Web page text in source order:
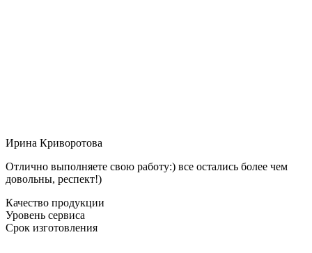
Ирина Криворотова
Отлично выполняете свою работу:) все остались более чем
довольны, респект!)
Качество продукции
Уровень сервиса
Срок изготовления